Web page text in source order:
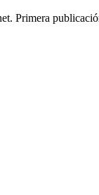
Primera